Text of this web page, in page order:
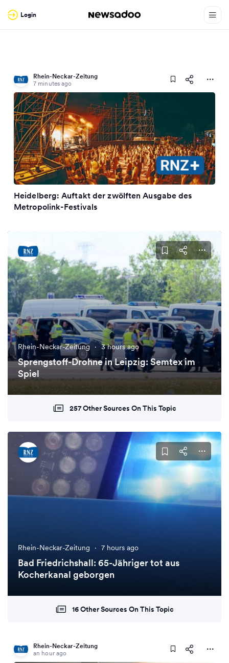
Login
Rhein-Neckar-Zeitung
7 minutes ago
Heidelberg: Auftakt der zwölften Ausgabe des
Metropolink-Festivals
Rhein-Neckar-Zeitung · 3 hours ago
Sprengstoff-Drohne in Leipzig: Semtex im
Spiel
257 Other Sources On This Topic
Rhein-Neckar-Zeitung · 7 hours ago
Bad Friedrichshall: 65-Jähriger tot aus
Kocherkanal geborgen
16 Other Sources On This Topic
Rhein-Neckar-Zeitung
an hour ago